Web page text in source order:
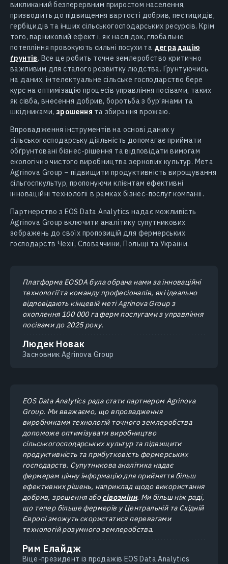
викликаний безперервним приростом населення,
призводить до підвищення вартості добрив, пестицидів,
гербіцидів та інших сільськогосподарських ресурсів. Крім
того, парниковий ефект і, як наслідок, глобальне
потепління провокують сильні посухи та деградацію
ґрунтів. Все це робить точне землеробство критично
важливим для сталого розвитку людства. Ґрунтуючись
на даних, інтелектуальне сільське господарство бере
курс на оптимізацію процесів управління посівами, таких
як сівба, внесення добрив, боротьба з бур’янами та
шкідниками, зрошення та збирання врожаю.
Впровадження інструментів на основі даних у
сільськогосподарську діяльність допомагає приймати
обґрунтовані бізнес-рішення та відповідати вимогам
екологічно чистого виробництва зернових культур. Мета
Agrinova Group – підвищити продуктивність вирощування
сільгоспкультур, пропонуючи клієнтам ефективні
інноваційні технології в рамках бізнес-послуг компанії.
Партнерство з EOS Data Analytics надає можливість
Agrinova Group включити аналітику супутникових
зображень до своїх пропозицій для фермерських
господарств Чехії, Словаччини, Польщі та України.
Платформа EOSDA була обрана нами за інноваційні
технології та команду професіоналів, які ідеально
відповідають кінцевій меті Agrinova Group з
охоплення 100 000 га ферм послугами з управління
посівами до 2025 року.
Людек Новак
Засновник Agrinova Group
EOS Data Analytics рада стати партнером Agrinova
Group. Ми вважаємо, що впровадження
виробниками технологій точного землеробства
допоможе оптимізувати виробництво
сільськогосподарських культур та підвищити
продуктивність та прибутковість фермерських
господарств. Супутникова аналітика надає
фермерам цінну інформацію для прийняття більш
ефективних рішень, наприклад щодо використання
добрив, зрошення абосівозміни. Ми більш ніж раді,
що тепер більше фермерів у Центральній та Східній
Європі зможуть скористатися перевагами
технологій розумного землеробства.
Рим Елайдж
Віце-президент із продажів EOS Data Analytics